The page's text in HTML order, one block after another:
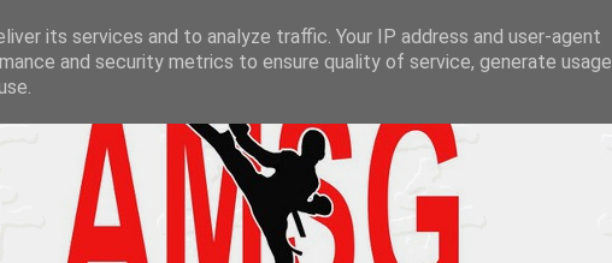
its services and to analyze traffic. Your IP address and user-agent
and security metrics to ensure quality of service, generate usage